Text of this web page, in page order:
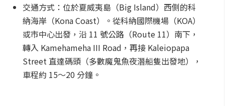
交通方式：位於夏威夷島（Big Island）西側的科
納海岸（Kona Coast）。從科納國際機場（KOA）
或市中心出發，沿 11 號公路（Route 11）南下，
轉入 Kamehameha III Road，再接 Kaleiopapa
Street 直達碼頭（多數魔鬼魚夜潛船隻出發地），
車程約 15～20 分鐘。